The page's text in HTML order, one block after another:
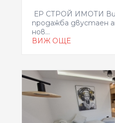
ЕР СТРОЙ ИМОТИ Ви
продажба двустаен
нов...
ВИЖ ОЩЕ